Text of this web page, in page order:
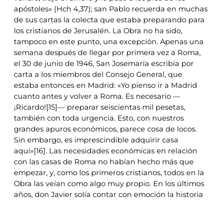
apóstoles» (Hch 4,37); san Pablo recuerda en muchas
de sus cartas la colecta que estaba preparando para
los cristianos de Jerusalén. La Obra no ha sido,
tampoco en este punto, una excepción. Apenas una
semana después de llegar por primera vez a Roma,
el 30 de junio de 1946, San Josemaría escribía por
carta a los miembros del Consejo General, que
estaba entonces en Madrid: «Yo pienso ir a Madrid
cuanto antes y volver a Roma. Es necesario —
¡Ricardo![15]— preparar seiscientas mil pesetas,
también con toda urgencia. Esto, con nuestros
grandes apuros económicos, parece cosa de locos.
Sin embargo, es imprescindible adquirir casa
aquí»[16]. Las necesidades económicas en relación
con las casas de Roma no habían hecho más que
empezar, y, como los primeros cristianos, todos en la
Obra las veían como algo muy propio. En los últimos
años, don Javier solía contar con emoción la historia